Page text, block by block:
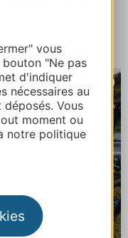
vous
"Ne pas
d'indiquer
nécessaires au
Vous
moment ou
notre politique